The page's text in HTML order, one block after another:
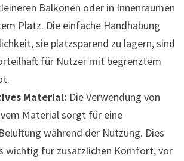
Balkonen oder in Innenräumen
Platz. Die einfache Handhabung
sie platzsparend zu lagern, sind
für Nutzer mit begrenztem
Material: Die Verwendung von
Material sorgt für eine
während der Nutzung. Dies
wichtig für zusätzlichen Komfort, vor